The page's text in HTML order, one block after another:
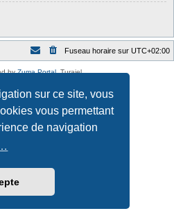
sur ce site, vous
vous permettant
de navigation
Fuseau horaire sur UTC+02:00
byZuma Portal, Turaiel,
officielle ©Qiaeru